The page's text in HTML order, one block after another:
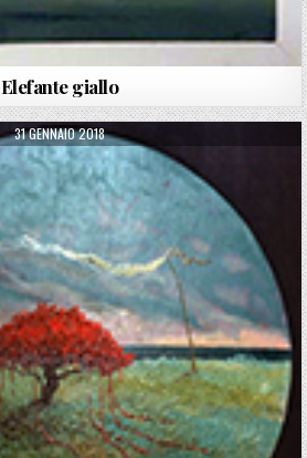
Elefante giallo
PUBLISHED DATE:
31 GENNAIO 2018